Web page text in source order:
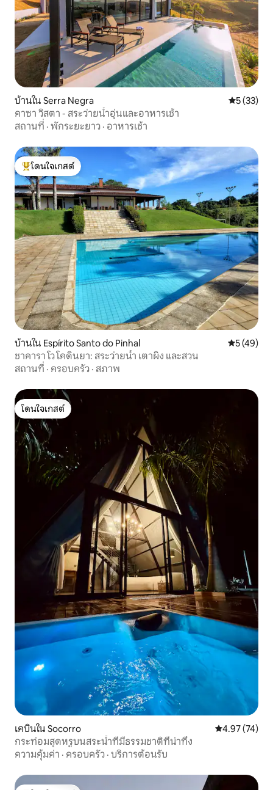
บ้านใน Serra Negra คะแนนเฉลี่
5 (33)
คาซา วิสตา - สระว่ายน้ำอุ่นและอาหารเช้า
สถานที่ · พักระยะยาว · อาหารเช้า
โดนใจเกสต์ที่สุด
โดนใจเกสต์
บ้านใน Espírito Santo do Pinhal คะแนนเฉลี่
5 (49)
ชาคารา โว โคดินยา: สระว่ายน้ำ เตาผิง และสวน
สถานที่ · ครอบครัว · สภาพ
โดนใจเกสต์
โดนใจเกสต์
เคบินใน Socorro คะแนนเฉลี่ย
4.97 (74)
กระท่อมสุดหรูบนสระน้ำที่มีธรรมชาติที่น่าทึ่ง
ความคุ้มค่า · ครอบครัว · บริการต้อนรับ